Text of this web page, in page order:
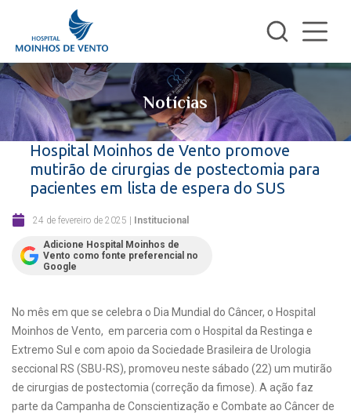
Notícias
Hospital Moinhos de Vento promove
mutirão de cirurgias de postectomia para
pacientes em lista de espera do SUS
24 de fevereiro de 2025 | Institucional
Adicione Hospital Moinhos de
Vento como fonte preferencial no
Google
No mês em que se celebra o Dia Mundial do Câncer, o Hospital
Moinhos de Vento, em parceria com o Hospital da Restinga e
Extremo Sul e com apoio da Sociedade Brasileira de Urologia
seccional RS (SBU-RS), promoveu neste sábado (22) um mutirão
de cirurgias de postectomia (correção da fimose). A ação faz
parte da Campanha de Conscientização e Combate ao Câncer de